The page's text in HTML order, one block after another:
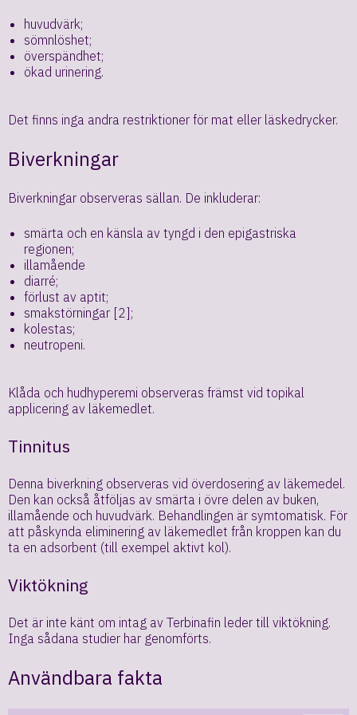
huvudvärk;
sömnlöshet;
överspändhet;
ökad urinering.
Det finns inga andra restriktioner för mat eller läskedrycker.
Biverkningar
Biverkningar observeras sällan. De inkluderar:
smärta och en känsla av tyngd i den epigastriska
regionen;
illamående
diarré;
förlust av aptit;
smakstörningar [2];
kolestas;
neutropeni.
Klåda och hudhyperemi observeras främst vid topikal
applicering av läkemedlet.
Tinnitus
Denna biverkning observeras vid överdosering av läkemedel.
Den kan också åtföljas av smärta i övre delen av buken,
illamående och huvudvärk. Behandlingen är symtomatisk. För
att påskynda eliminering av läkemedlet från kroppen kan du
ta en adsorbent (till exempel aktivt kol).
Viktökning
Det är inte känt om intag av Terbinafin leder till viktökning.
Inga sådana studier har genomförts.
Användbara fakta